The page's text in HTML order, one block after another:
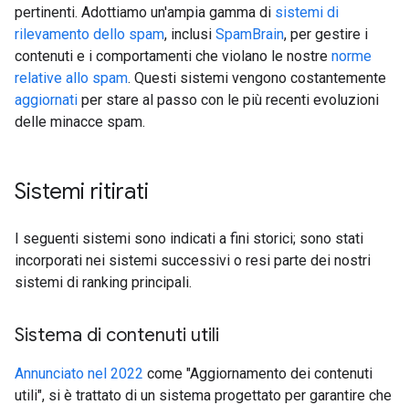
pertinenti. Adottiamo un'ampia gamma di sistemi di
rilevamento dello spam, inclusi SpamBrain, per gestire i
contenuti e i comportamenti che violano le nostre norme
relative allo spam. Questi sistemi vengono costantemente
aggiornati per stare al passo con le più recenti evoluzioni
delle minacce spam.
Sistemi ritirati
I seguenti sistemi sono indicati a fini storici; sono stati
incorporati nei sistemi successivi o resi parte dei nostri
sistemi di ranking principali.
Sistema di contenuti utili
Annunciato nel 2022 come "Aggiornamento dei contenuti
utili", si è trattato di un sistema progettato per garantire che